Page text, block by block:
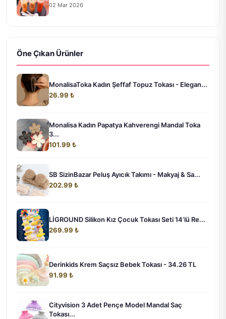
02 Mar 2026
Öne Çıkan Ürünler
MonalisaToka Kadın Şeffaf Topuz Tokası - Elegan...
26.99 ₺
Monalisa Kadın Papatya Kahverengi Mandal Toka
3...
101.99 ₺
SB SizinBazar Peluş Ayıcık Takımı - Makyaj & Sa...
202.99 ₺
LİGROUND Silikon Kız Çocuk Tokası Seti 14’lü Re...
269.99 ₺
Derinkids Krem Saçsız Bebek Tokası - 34.26 TL
91.99 ₺
Cityvision 3 Adet Pençe Model Mandal Saç
Tokası...